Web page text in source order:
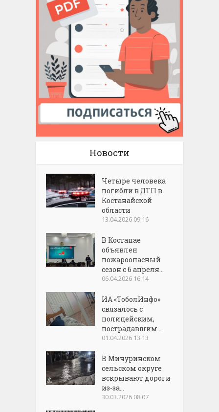
Новости
Четыре человека
погибли в ДТП в
Костанайской
области
13.04.2026 09:16
В Костанае
объявлен
пожароопасный
сезон с 6 апреля...
06.04.2026 16:14
ИА «ТоболИнфо»
связалось с
полицейским,
пострадавшим...
01.04.2026 13:13
В Мичуринском
сельском округе
вскрывают дороги
из-за...
30.03.2026 08:07